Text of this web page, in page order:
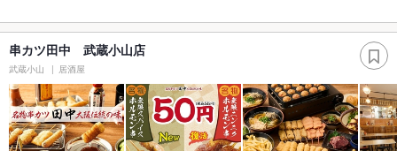
串カツ田中 武蔵小山店
武蔵小山 居酒屋